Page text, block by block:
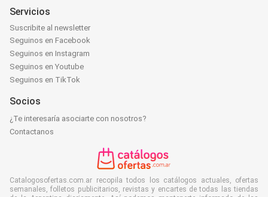
Servicios
Suscribite al newsletter
Seguinos en Facebook
Seguinos en Instagram
Seguinos en Youtube
Seguinos en TikTok
Socios
¿Te interesaría asociarte con nosotros?
Contactanos
Catalogosofertas.com.ar recopila todos los catálogos actuales, ofertas
semanales, folletos publicitarios, revistas y encartes de todas las tiendas